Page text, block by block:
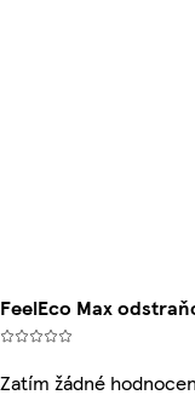
FeelEco Max
Zatím žádné